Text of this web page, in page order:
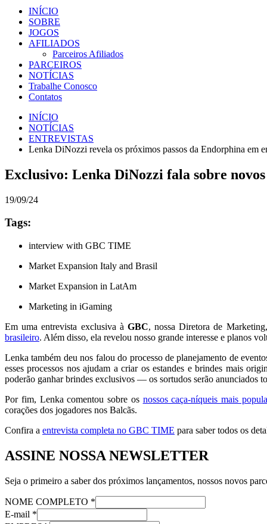
INÍCIO
SOBRE
JOGOS
AFILIADOS
Parceiros Afiliados
PARCEIROS
NOTÍCIAS
Trabalhe Conosco
Contatos
INÍCIO
NOTÍCIAS
ENTREVISTAS
Lenka DiNozzi revela os próximos passos da Endorphina em
Exclusivo: Lenka DiNozzi fala sobre
19/09/24
Tags:
interview with GBC TIME
Market Expansion Italy and Brasil
Market Expansion in LatAm
Marketing in iGaming
Em uma entrevista exclusiva à GBC, nossa Diretora de
brasileiro. Além disso, ela revelou nosso grande interesse e planos
Lenka também deu nos falou do processo de planejamento de
esses processos nos ajudam a criar os estandes e brindes mais
poderão ganhar brindes exclusivos — os sortudos serão anunciados
Por fim, Lenka comentou sobre os nossos caça-níqueis mais
corações dos jogadores nos Balcãs.
Сonfira a entrevista completa no GBC TIME para saber todos os
ASSINE NOSSA NEWSLETTER
Seja o primeiro a saber dos próximos lançamentos, nossos novos
NOME COMPLETO *
E-mail *